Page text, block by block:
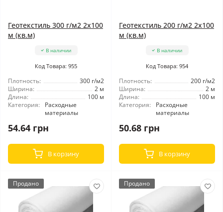
Геотекстиль 300 г/м2 2x100
м (кв.м)
В наличии
Код Товара: 955
Плотность:
300 г/м2
Ширина:
2 м
Длина:
100 м
Категория:
Расходные
материалы
54.64 грн
В корзину
Геотекстиль 200 г/м2 2x100
м (кв.м)
В наличии
Код Товара: 954
Плотность:
200 г/м2
Ширина:
2 м
Длина:
100 м
Категория:
Расходные
материалы
50.68 грн
В корзину
Продано Продано